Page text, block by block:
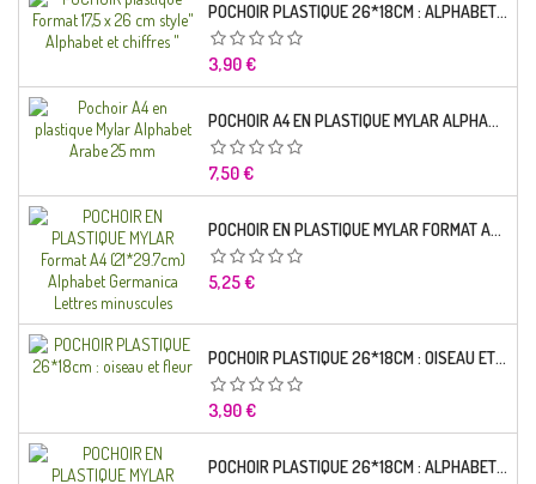
POCHOIR PLASTIQUE 26*18CM : ALPHABET (01)
Prix
3,90 €
POCHOIR A4 EN PLASTIQUE MYLAR ALPHABET ARABE 25 MM
Prix
7,50 €
POCHOIR EN PLASTIQUE MYLAR FORMAT A4 (21*29.7CM) ALPHABET GERMANICA LETTRES MINUSCULES
Prix
5,25 €
POCHOIR PLASTIQUE 26*18CM : OISEAU ET FLEUR
Prix
3,90 €
POCHOIR PLASTIQUE 26*18CM : ALPHABET (03)